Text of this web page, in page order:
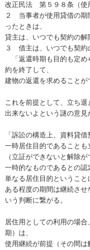
改正民法　第５９８条（使
２　当事者が使用貸借の
ったときは、
貸主は、いつでも契約の解
３　借主は、いつでも契約
「返還時期も目的も定め
約を終了して、
建物の返還を求めることが
これを前提として、立ち
出来ないよという謎の意見
「訴訟の構造上、資料貸
一時居住目的であることも
（立証ができないと解除が
一時的なものであるとの認
単なる居住目的ということ
ある程度の期間は継続さ
いう判断に繋がる。
居住用としての利用の場
期）は、
使用継続が前提（その間